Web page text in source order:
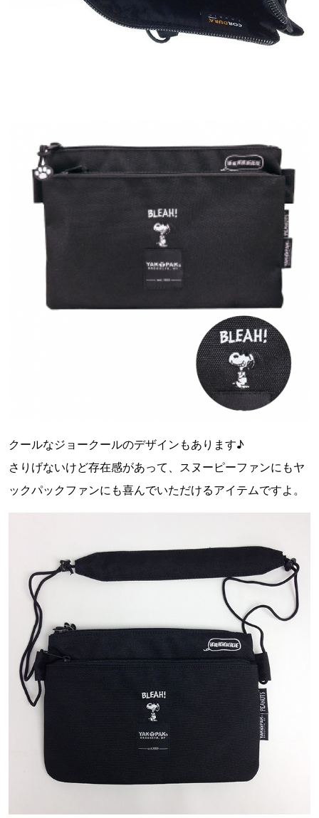
クールなジョークールのデザインもあります♪
さりげないけど存在感があって、スヌーピーファンにもヤ
ックパックファンにも喜んでいただけるアイテムですよ。